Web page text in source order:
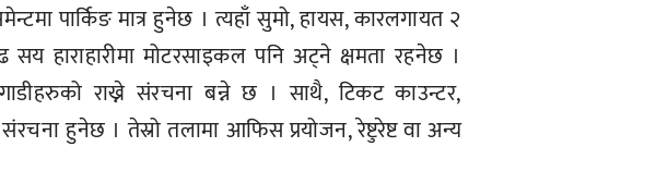
पार्किङ मात्र हुनेछ । त्यहाँ सुमो, हायस, कारलगायत २
हाराहारीमा मोटरसाइकल पनि अट्ने क्षमता रहनेछ ।
राख्ने संरचना बन्ने छ । साथै, टिकट काउन्टर,
हुनेछ । तेस्रो तलामा आफिस प्रयोजन, रेष्टुरेष्ट वा अन्य